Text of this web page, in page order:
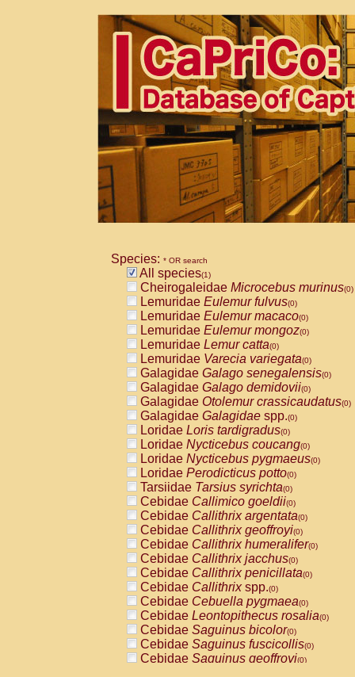
Species: * OR search
All species(1)
Cheirogaleidae Microcebus murinus(0)
Lemuridae Eulemur fulvus(0)
Lemuridae Eulemur macaco(0)
Lemuridae Eulemur mongoz(0)
Lemuridae Lemur catta(0)
Lemuridae Varecia variegata(0)
Galagidae Galago senegalensis(0)
Galagidae Galago demidovii(0)
Galagidae Otolemur crassicaudatus(0)
Galagidae Galagidae spp.(0)
Loridae Loris tardigradus(0)
Loridae Nycticebus coucang(0)
Loridae Nycticebus pygmaeus(0)
Loridae Perodicticus potto(0)
Tarsiidae Tarsius syrichta(0)
Cebidae Callimico goeldii(0)
Cebidae Callithrix argentata(0)
Cebidae Callithrix geoffroyi(0)
Cebidae Callithrix humeralifer(0)
Cebidae Callithrix jacchus(0)
Cebidae Callithrix penicillata(0)
Cebidae Callithrixspp.(0)
Cebidae Cebuella pygmaea(0)
Cebidae Leontopithecus rosalia(0)
Cebidae Saguinus bicolor(0)
Cebidae Saguinus fuscicollis(0)
Cebidae Saguinus geoffroyi(0)